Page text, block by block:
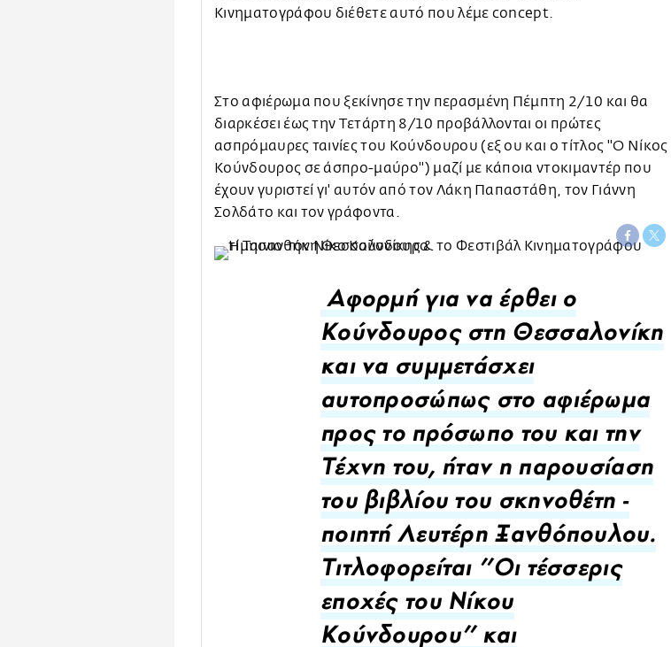
Κινηματογράφου διέθετε αυτό που λέμε concept.
Στο αφιέρωμα που ξεκίνησε την περασμένη Πέμπτη 2/10 και θα
διαρκέσει έως την Τετάρτη 8/10 προβάλλονται οι πρώτες
ασπρόμαυρες ταινίες του Κούνδουρου (εξ ου και ο τίτλος ''Ο Νίκος
Κούνδουρος σε άσπρο-μαύρο'') μαζί με κάποια ντοκιμαντέρ που
έχουν γυριστεί γι' αυτόν από τον Λάκη Παπαστάθη, τον Γιάννη
Σολδάτο και τον γράφοντα.
Αφορμή για να έρθει ο
Κούνδουρος στη Θεσσαλονίκη
και να συμμετάσχει
αυτοπροσώπως στο αφιέρωμα
προς το πρόσωπο του και την
Τέχνη του, ήταν η παρουσίαση
του βιβλίου του σκηνοθέτη -
ποιητή Λευτέρη Ξανθόπουλου.
Τιτλοφορείται ''Οι τέσσερις
εποχές του Νίκου
Κούνδουρου'' και